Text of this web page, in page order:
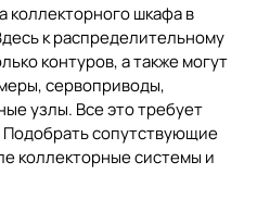
коллекторного шкафа в
к распределительному
контуров, а также могут
сервоприводы,
узлы. Все это требует
сопутствующие
коллекторные системы и